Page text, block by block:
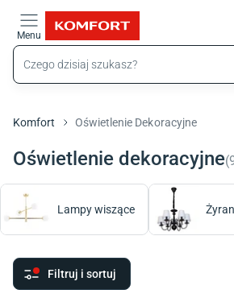
Menu
Komfort Oświetlenie Dekoracyjne
Oświetlenie dekoracyjne(
Lampy wiszące
Filtruj i sortuj